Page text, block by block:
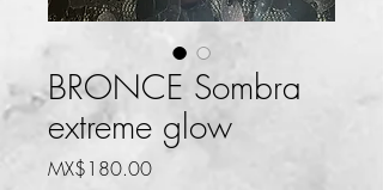
BRONCE Sombra
extreme glow
MX$180.00Price